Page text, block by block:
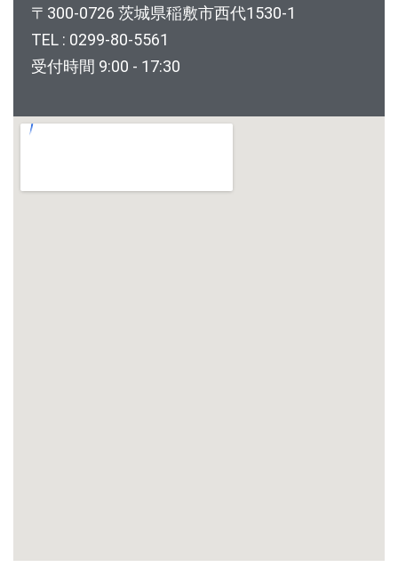
〒300-0726 茨城県稲敷市西代1530-1
TEL : 0299-80-5561
受付時間 9:00 - 17:30